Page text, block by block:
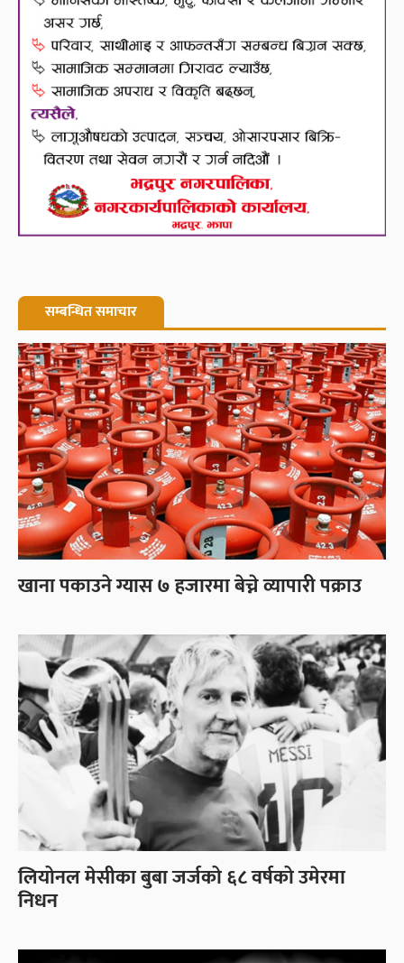
सम्बन्धित समाचार
खाना पकाउने ग्यास ७ हजारमा बेच्ने व्यापारी पक्राउ
लियोनल मेसीका बुबा जर्जको ६८ वर्षको उमेरमा
निधन